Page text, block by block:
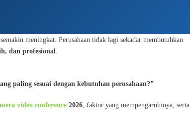
meningkat. Perusahaan tidak lagi sekadar membutuhkan
dan profesional.
paling sesuai dengan kebutuhan perusahaan?”
video conference 2026, faktor yang mempengaruhinya, serta